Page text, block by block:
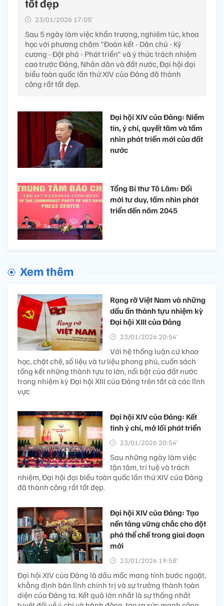
tốt đẹp
23/01/2026 17:05’
Sau 5 ngày làm việc khẩn trương, nghiêm túc, khoa
học với phương châm "Đoàn kết - Dân chủ - Kỷ
cương - Đột phá - Phát triển" và ý thức trách nhiệm
biểu toàn quốc lần thứ XIV của Đảng đã thành
công rất tốt đẹp.
Tổng Bí thư Tô Lâm: Đổi
mới tư duy, tầm nhìn phát
triển đến năm 2045
Xem thêm
Rạng rỡ Việt Nam và những
dấu ấn thành tựu nhiệm kỳ
Đại hội XIII của Đảng
Với hệ thống luận cứ khoa
học, chặt chẽ, số liệu và tư liệu phong phú, cuốn sách
tổng kết những thành tựu to lớn, nổi bật của đất nước
trong nhiệm kỳ Đại hội XIII của Đảng trên tất cả các lĩnh
Đại hội XIV của Đảng: Kết
tinh ý chí, mở lối phát triển
Sau những ngày làm việc
tận tâm, trí tuệ và trách
nhiệm, Đại hội đại biểu toàn quốc lần thứ XIV của Đảng
đã thành công rất tốt đẹp.